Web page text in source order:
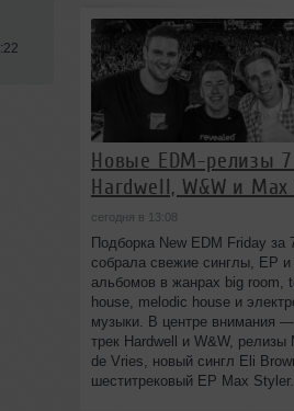
Новые EDM-релизы 7
Hardwell, W&W и
сегодня в 13:08
Подборка New EDM Friday за
собрала свежие синглы, EP
альбомов в жанрах big room,
house, melodic house и
музыки. В центре внимания
трек Hardwell и W&W, релизы
de Vries, новый сингл Eli
шеститрековый EP Max Styler.